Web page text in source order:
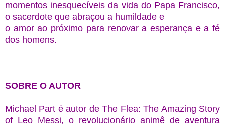
momentos inesquecíveis da vida do Papa Francisco,
o sacerdote que abraçou a humildade e
o amor ao próximo para renovar a esperança e a fé
dos homens.
SOBRE O AUTOR
Michael Part é autor de The Flea: The Amazing Story
of Leo Messi, o revolucionário animê de aventura